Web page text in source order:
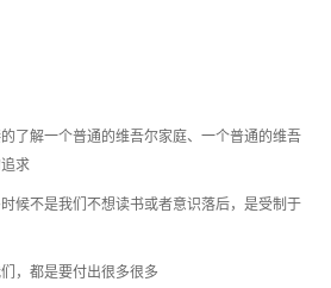
了解一个普通的维吾尔家庭、一个普通的维吾
求
候不是我们不想读书或者意识落后，是受制于
，都是要付出很多很多